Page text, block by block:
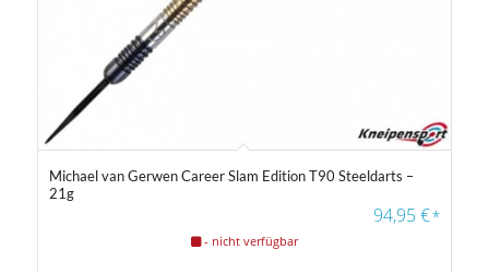
Michael van Gerwen Career Slam Edition T90 Steeldarts –
21g
94,95€*
- nicht verfügbar